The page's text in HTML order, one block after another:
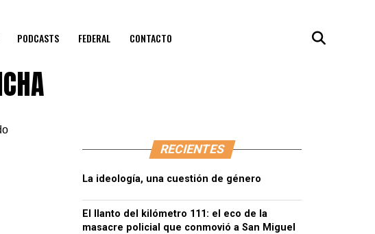
PODCASTS FEDERAL CONTACTO
RECIENTES
La ideología, una cuestión de género
El llanto del kilómetro 111: el eco de la
masacre policial que conmovió a San Miguel